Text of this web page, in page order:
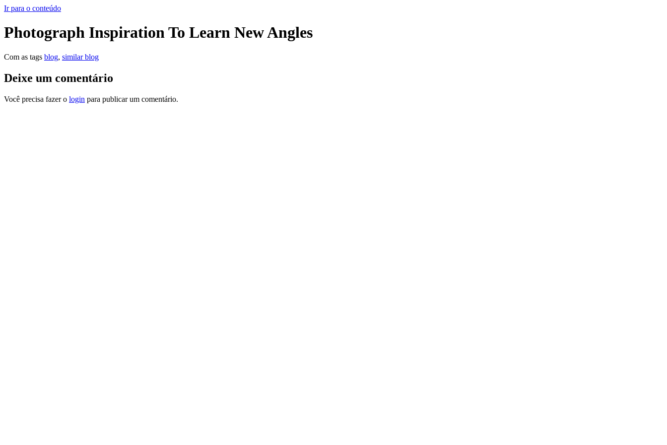
Ir para o conteúdo
Photograph Inspiration To Learn New Angles
Com as tags blog, similar blog
Deixe um comentário
Você precisa fazer o login para publicar um comentário.